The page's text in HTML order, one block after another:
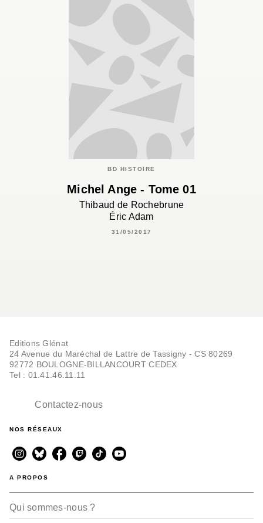
BD HISTOIRE
Michel Ange - Tome 01
Thibaud de Rochebrune
Éric Adam
31/05/2017
Editions Glénat
24 Avenue du Maréchal de Lattre de Tassigny - CS 80269
92772 BOULOGNE-BILLANCOURT CEDEX
Tel : 01.41.46.11.11
Contactez-nous
NOS RÉSEAUX
A PROPOS
Qui sommes-nous ?